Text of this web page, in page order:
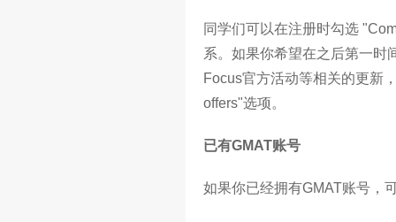
同学们可以在注册时勾选
系。如果你希望在之后第一时
Focus官方活动等相关的更新
offers"选项。
已有GMAT账号
如果你已经拥有GMAT账号，